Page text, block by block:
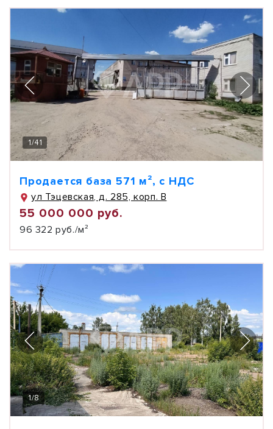
1/41
Продается база 571 м², с НДС
ул Тэцевская, д. 285, корп. В
55 000 000 руб.
96 322 руб./м²
1/8